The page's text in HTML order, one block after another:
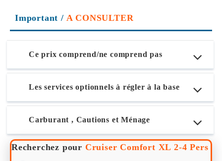
Important / A CONSULTER
Ce prix comprend/ne comprend pas
Les services optionnels à régler à la base
Carburant , Cautions et Ménage
Recherchez pour Cruiser Comfort XL 2-4 Pers